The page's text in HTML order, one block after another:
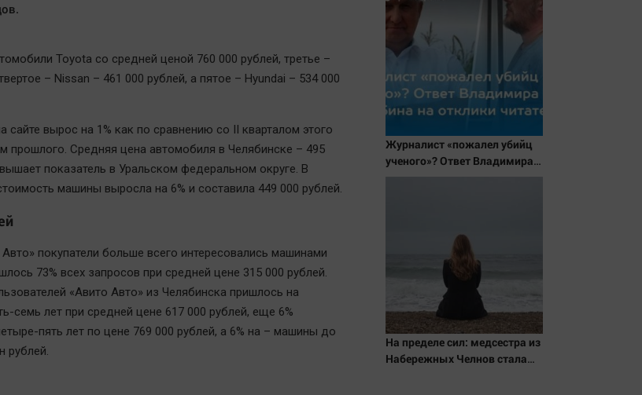
Toyota со средней ценой 760 000 рублей, третье –
– Nissan – 461 000 рублей, а пятое – Hyundai – 534 000
сайте вырос на 1% как по сравнению со II кварталом этого
прошлого. Средняя цена автомобиля в Челябинске – 495
показатель в Уральском федеральном округе. В
машины выросла на 6% и составила 449 000 рублей.
покупатели больше всего интересовались машинами
73% всех запросов при средней цене 315 000 рублей.
«Авито Авто» из Челябинска пришлось на
семь лет при средней цене 617 000 рублей, еще 6%
пять лет по цене 769 000 рублей, а 6% на – машины до
рублей.
Журналист «пожалел убийц
ученого»? Ответ Владимира
Ворсобина на отклики
На пределе сил: медсестра из
Набережных Челнов стала